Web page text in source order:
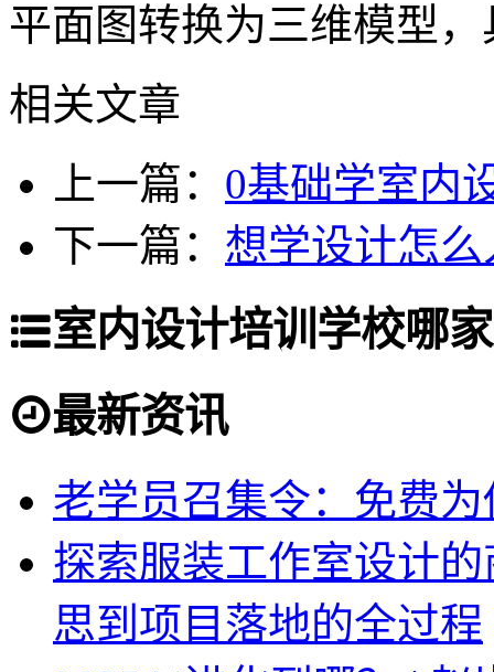
平面图转换为三维模型
相关文章
上一篇： 0基础学室内
下一篇： 想学设计怎么
室内设计培训学校哪
最新资讯
老学员召集令：免费
探索服装工作室设计
思到项目落地的全过程